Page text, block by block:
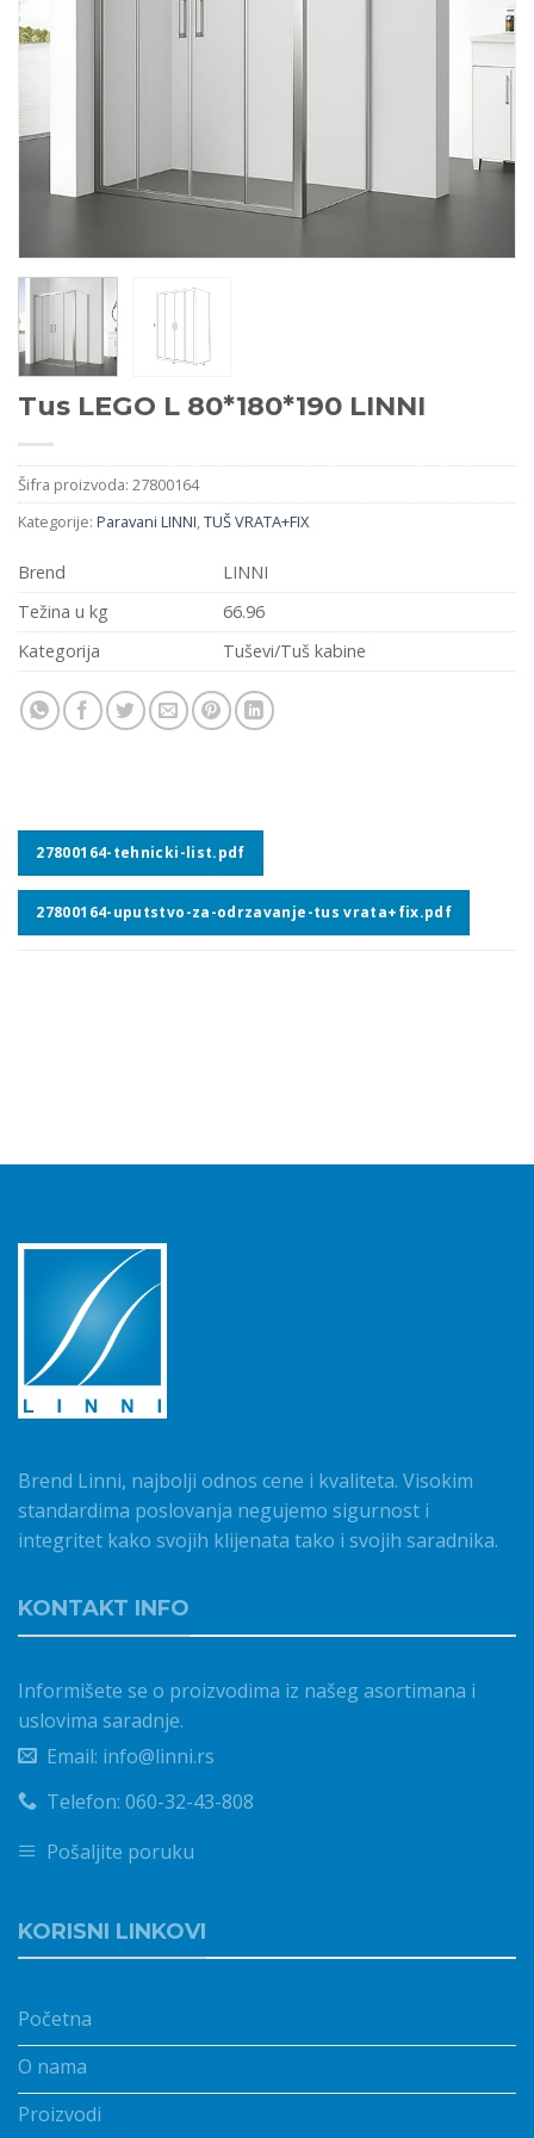
Tus LEGO L 80*180*190 LINNI
Šifra proizvoda: 27800164
Kategorije: Paravani LINNI TUŠ VRATA+FIX
Brend
LINNI
Težina u kg
66.96
Kategorija
Tuševi/Tuš kabine
27800164-tehnicki-list.pdf
27800164-uputstvo-za-odrzavanje-tus vrata+fix.pdf
Brend Linni, najbolji odnos cene i kvaliteta. Visokim
standardima poslovanja negujemo sigurnost i
integritet kako svojih klijenata tako i svojih saradnika.
KONTAKT INFO
Informišete se o proizvodima iz našeg asortimana i
uslovima saradnje.
Email: info@linni.rs
Telefon: 060-32-43-808
Pošaljite poruku
KORISNI LINKOVI
Početna
O nama
Proizvodi